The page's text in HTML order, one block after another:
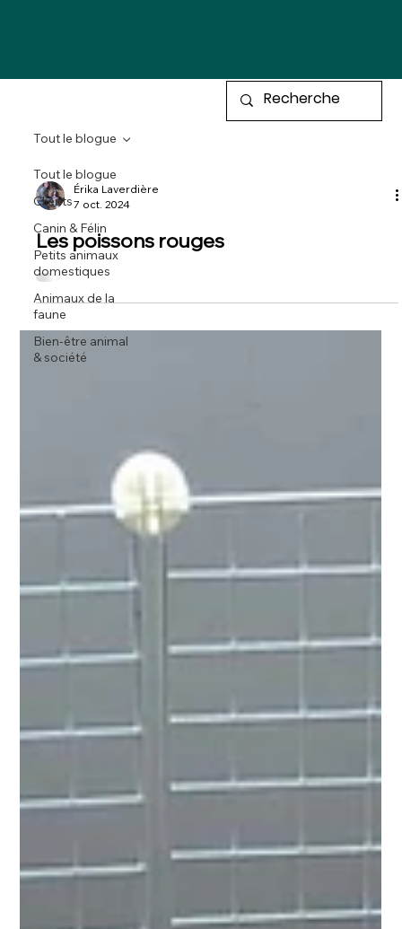
Tout le blogue
Clients
Canin & Félin
Petits animaux
domestiques
Animaux de la
faune
Bien-être animal
& société
Tout le blogue
Érika Laverdière
7 oct. 2024
Les poissons rouges